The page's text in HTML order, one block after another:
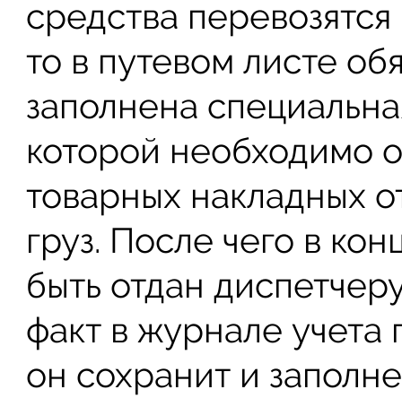
средства
то в путевом листе
заполнена
которой необходимо
товарных накладных
груз. После чего в
быть отдан
факт в журнале учета
он сохранит и